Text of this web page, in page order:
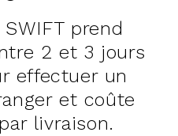
prend
2 et 3 jours
effectuer un
et coûte
livraison.